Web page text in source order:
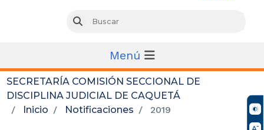
Buscar
Menú
SECRETARÍA COMISIÓN SECCIONAL DE
DISCIPLINA JUDICIAL DE CAQUETÁ
Inicio
Notificaciones 2019